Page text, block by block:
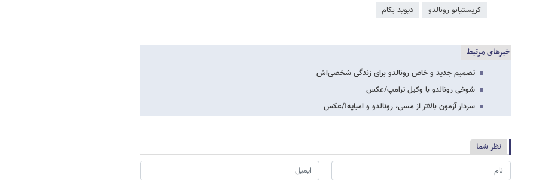
کریستیانو رونالدو دیوید بکام
خبرهای مرتبط
تصمیم جدید و خاص رونالدو برای زندگی شخصی‌اش
شوخی رونالدو با وکیل ترامپ/عکس
سردار آزمون بالاتر از مسی، رونالدو و امباپه!/عکس
نظر شما